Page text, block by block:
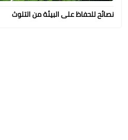
نصائح للحفاظ على البيئة من التلوث